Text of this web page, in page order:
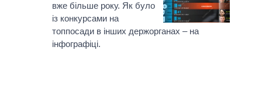
ГОЛОВИ ОБЛАДМІНІСТРАЦІЙ
МЕРИ МІСТ
ВСІ ПЕРСОНИ
ПОРІВНЯННЯ ПОЛІТИКІВ
вже більше року. Як було
із конкурсами на
топпосади в інших держорганах – на
інфографіці.